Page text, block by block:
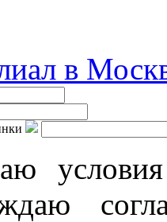
в
условия